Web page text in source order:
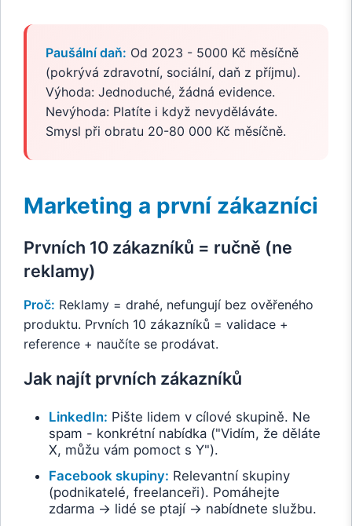
Paušální daň: Od 2023 - 5000 Kč měsíčně
(pokrývá zdravotní, sociální, daň z příjmu).
Výhoda: Jednoduché, žádná evidence.
Nevýhoda: Platíte i když nevyděláváte.
Smysl při obratu 20-80 000 Kč měsíčně.
Marketing a první zákazníci
Prvních 10 zákazníků = ručně (ne
reklamy)
Proč: Reklamy = drahé, nefungují bez ověřeného
produktu. Prvních 10 zákazníků = validace +
reference + naučíte se prodávat.
Jak najít prvních zákazníků
LinkedIn: Pište lidem v cílové skupině. Ne
spam - konkrétní nabídka ("Vidím, že děláte
X, můžu vám pomoct s Y").
Facebook skupiny: Relevantní skupiny
(podnikatelé, freelanceři). Pomáhejte
zdarma → lidé se ptají → nabídnete službu.